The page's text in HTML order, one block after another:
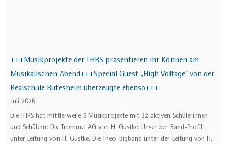
+++Musikprojekte der THRS präsentieren ihr Können am
Musikalischen Abend+++Special Guest „High Voltage“ von der
Realschule Rutesheim überzeugte ebenso+++
Juli 2026
Die THRS hat mittlerweile 5 Musikprojekte mit 32 aktiven Schülerinnen
und Schülern: Die Trommel AG von H. Gustke. Unser 5er Band-Profil
unter Leitung von H. Gustke. Die Theo-Bigband unter der Leitung von H.